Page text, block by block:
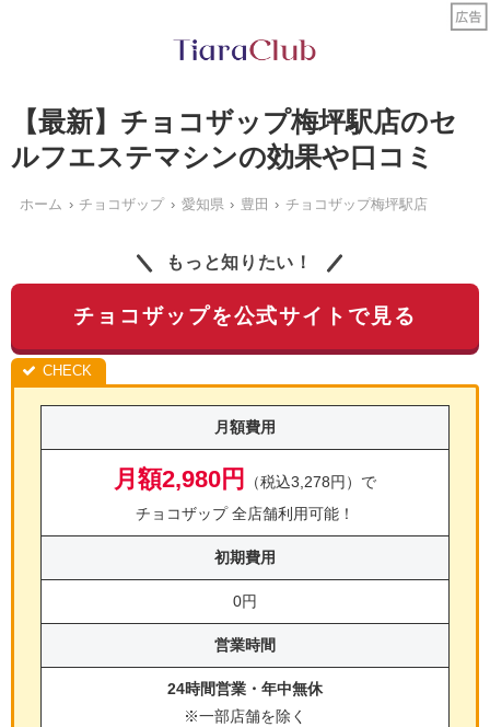
【最新】チョコザップ梅坪駅店のセ
ルフエステマシンの効果や口コミ
ホーム チョコザップ 愛知県 豊田 チョコザップ梅坪駅店
もっと知りたい！
チョコザップを公式サイトで見る
月額費用
月額2,980円
（税込3,278円）で
チョコザップ 全店舗利用可能！
初期費用
0円
営業時間
24時間営業・年中無休
※一部店舗を除く